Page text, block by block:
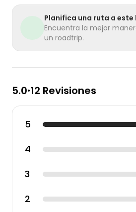
Planifica una ruta a este
Encuentra la mejor
un roadtrip.
5.0•12 Revisiones
5
4
3
2